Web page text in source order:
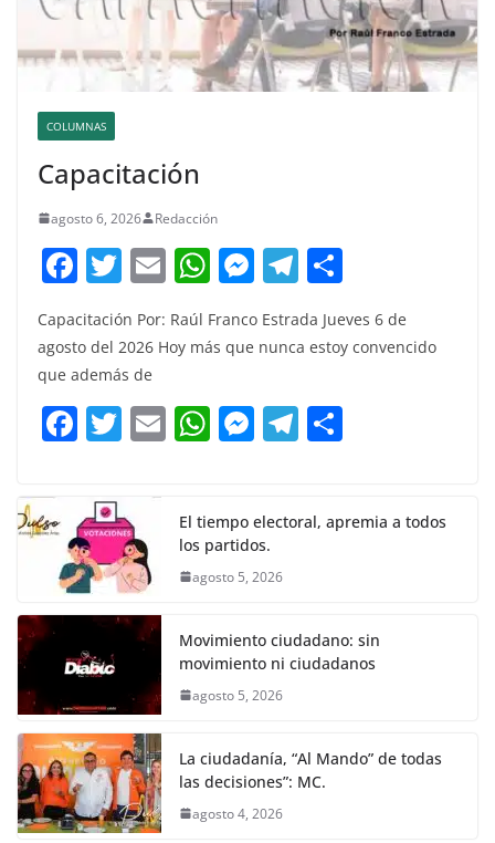
COLUMNAS
Capacitación
agosto 6, 2026 Redacción
F
a
c
e
b
o
k
T
itt
er
E
m
ai
W
at
A
p
M
ss
n
g
T
el
e
a
m
m
p
Capacitación Por: Raúl Franco Estrada Jueves 6 de
agosto del 2026 Hoy más que nunca estoy convencido
que además de
F
e
b
o
o
k
T
itt
er
E W
s
A
p
M
e
n
er
T
gr p
El tiempo electoral, apremia a todos
los partidos.
agosto 5, 2026
Movimiento ciudadano: sin
movimiento ni ciudadanos
agosto 5, 2026
La ciudadanía, “Al Mando” de todas
las decisiones”: MC.
agosto 4, 2026